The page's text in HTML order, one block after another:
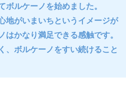
ボルケーノを始めました。
地がいまいちというイメージが
はかなり満足できる感触です。
、ボルケーノをすい続けること